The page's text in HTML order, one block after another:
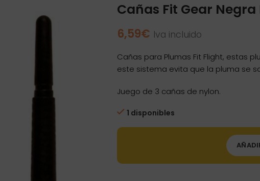
Cañas Fit Gear
6,59€ Iva incluido
Cañas para Plumas Fit Flight, estas
este sistema evita que la pluma se
Juego de 3 cañas de nylon.
1 disponibles